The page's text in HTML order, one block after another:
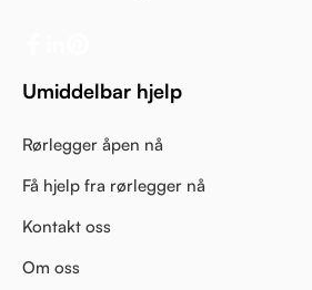
Umiddelbar hjelp
Rørlegger åpen nå
Få hjelp fra rørlegger nå
Kontakt oss
Om oss